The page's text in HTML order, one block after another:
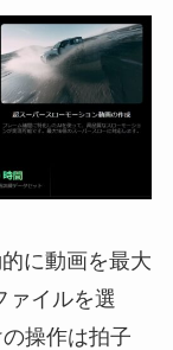
に動画を最大
ァイルを選
操作は拍子